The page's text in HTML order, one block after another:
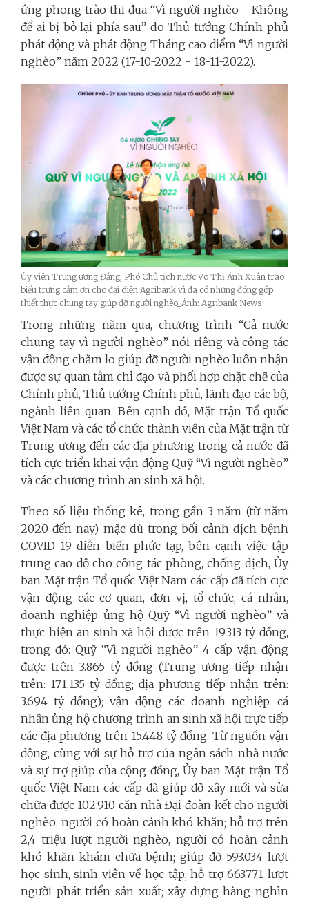
ứng phong trào thi đua “Vì người nghèo - Không
để ai bị bỏ lại phía sau” do Thủ tướng Chính phủ
phát động và phát động Tháng cao điểm “Vì người
nghèo” năm 2022 (17-10-2022 - 18-11-2022).
Ủy viên Trung ương Đảng, Phó Chủ tịch nước Võ Thị Ánh Xuân trao
biểu trưng cảm ơn cho đại diện Agribank vì đã có những đóng góp
thiết thực chung tay giúp đỡ người nghèo_Ảnh: Agribank News
Trong những năm qua, chương trình “Cả nước
chung tay vì người nghèo” nói riêng và công tác
vận động chăm lo giúp đỡ người nghèo luôn nhận
được sự quan tâm chỉ đạo và phối hợp chặt chẽ của
Chính phủ, Thủ tướng Chính phủ, lãnh đạo các bộ,
ngành liên quan. Bên cạnh đó, Mặt trận Tổ quốc
Việt Nam và các tổ chức thành viên của Mặt trận từ
Trung ương đến các địa phương trong cả nước đã
tích cực triển khai vận động Quỹ “Vì người nghèo”
và các chương trình an sinh xã hội.
Theo số liệu thống kê, trong gần 3 năm (từ năm
2020 đến nay) mặc dù trong bối cảnh dịch bệnh
COVID-19 diễn biến phức tạp, bên cạnh việc tập
trung cao độ cho công tác phòng, chống dịch, Ủy
ban Mặt trận Tổ quốc Việt Nam các cấp đã tích cực
vận động các cơ quan, đơn vị, tổ chức, cá nhân,
doanh nghiệp ủng hộ Quỹ “Vì người nghèo” và
thực hiện an sinh xã hội được trên 19.313 tỷ đồng,
trong đó: Quỹ “Vì người nghèo” 4 cấp vận động
được trên 3.865 tỷ đồng (Trung ương tiếp nhận
trên: 171,135 tỷ đồng; địa phương tiếp nhận trên:
3.694 tỷ đồng); vận động các doanh nghiệp, cá
nhân ủng hộ chương trình an sinh xã hội trực tiếp
các địa phương trên 15.448 tỷ đồng. Từ nguồn vận
động, cùng với sự hỗ trợ của ngân sách nhà nước
và sự trợ giúp của cộng đồng, Ủy ban Mặt trận Tổ
quốc Việt Nam các cấp đã giúp đỡ xây mới và sửa
chữa được 102.910 căn nhà Đại đoàn kết cho người
nghèo, người có hoàn cảnh khó khăn; hỗ trợ trên
2,4 triệu lượt người nghèo, người có hoàn cảnh
khó khăn khám chữa bệnh; giúp đỡ 593.034 lượt
học sinh, sinh viên về học tập; hỗ trợ 663.771 lượt
người phát triển sản xuất; xây dựng hàng nghìn